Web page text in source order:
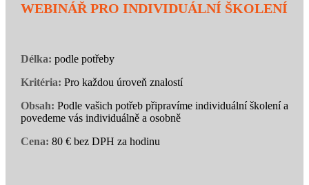
WEBINÁŘ PRO INDIVIDUÁLNÍ ŠKOLENÍ
Délka: podle potřeby
Kritéria: Pro každou úroveň znalostí
Obsah: Podle vašich potřeb připravíme individuální školení a
povedeme vás individuálně a osobně
Cena: 80 € bez DPH za hodinu